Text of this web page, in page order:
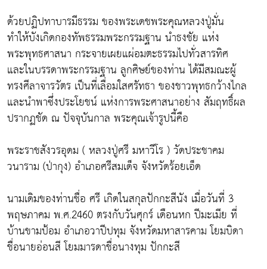
ด้วยปฏิปทาบารมีธรรม ของพระเดชพระคุณหลวงปู่มั่น
ทำให้บังเกิดกองทัพธรรมพระกรรมฐาน นำธงชัย แห่ง
พระพุทธศาสนา กระจายเผยแผ่อมตะธรรมไปทั่วสารทิศ
และในบรรดาพระกรรมฐาน ลูกศิษย์ของท่าน ได้มีสมณะผู้
ทรงศีลาจารวัตร เป็นที่เลื่อมใสศรัทธา ของชาวพุทธกว้างไกล
และนำพาซึ่งประโยชน์ แห่งการพระศาสนาอย่าง สัมฤทธิ์ผล
ปรากฏชัด ณ ปัจจุบันกาล พระคุณเจ้ารูปนี้คือ
พระราชสังวรอุดม ( หลวงปู่ศรี มหาวีโร ) วัดประชาคม
วนาราม (ป่ากุง) อำเภอศรีสมเด็จ จังหวัดร้อยเอ็ด
นามเดิมของท่านชื่อ ศรี เกิดในสกุลปักกะสีนัง เมื่อวันที่ 3
พฤษภาคม พ.ศ.2460 ตรงกับวันศุกร์ เดือนหก ปีมะเมีย ที่
บ้านขามป้อม อำเภอวาปีปทุม จังหวัดมหาสารคาม โยมบิดา
ชื่อนายอ่อนสี โยมมารดาชื่อนางทุม ปักกะสี